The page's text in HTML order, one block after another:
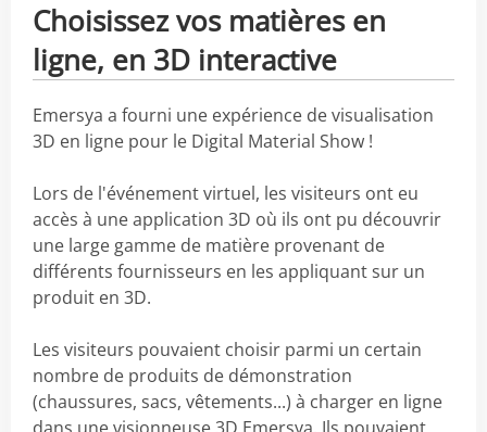
Choisissez vos matières en
ligne, en 3D interactive
Emersya a fourni une expérience de visualisation
3D en ligne pour le Digital Material Show !
Lors de l'événement virtuel, les visiteurs ont eu
accès à une application 3D où ils ont pu découvrir
une large gamme de matière provenant de
différents fournisseurs en les appliquant sur un
produit en 3D.
Les visiteurs pouvaient choisir parmi un certain
nombre de produits de démonstration
(chaussures, sacs, vêtements...) à charger en ligne